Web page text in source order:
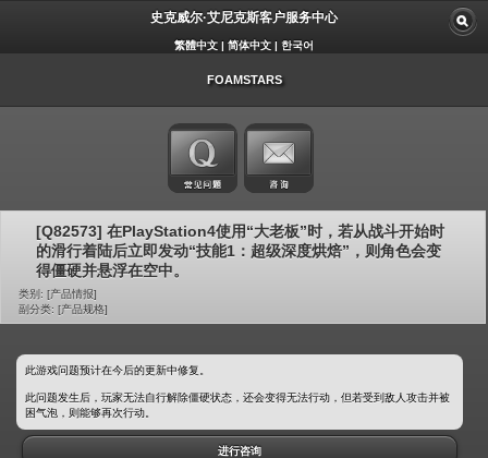
史克威尔·艾尼克斯客户服务中心
繁體中文 | 简体中文 | 한국어
FOAMSTARS
[Q82573] 在PlayStation4使用“大老板”时，若从战斗开始时
的滑行着陆后立即发动“技能1：超级深度烘焙”，则角色会变
得僵硬并悬浮在空中。
类别: [产品情报]
副分类: [产品规格]
此游戏问题预计在今后的更新中修复。
此问题发生后，玩家无法自行解除僵硬状态，还会变得无法行动，但若受到敌人攻击并被
困气泡，则能够再次行动。
进行咨询